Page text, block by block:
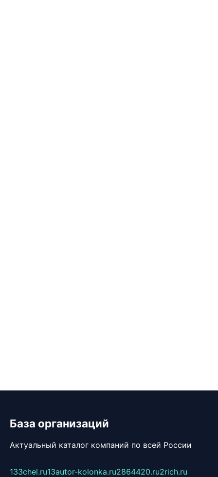
База организаций
Актуальный каталог компаний по всей России
133chel.ru13autor-kolonka.ru2864420.ru2rich.ru